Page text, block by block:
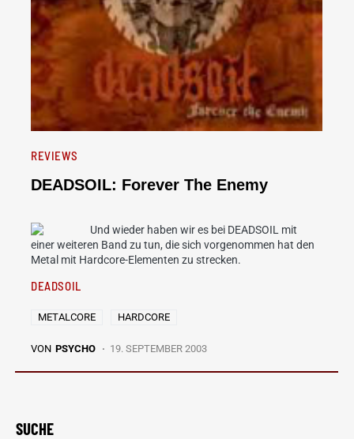
REVIEWS
DEADSOIL: Forever The Enemy
Und wieder haben wir es bei DEADSOIL mit
einer weiteren Band zu tun, die sich vorgenommen hat den
Metal mit Hardcore-Elementen zu strecken.
DEADSOIL
METALCORE HARDCORE
VON PSYCHO 19. SEPTEMBER 2003
SUCHE